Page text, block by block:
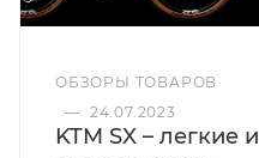
ОБЗОРЫ ТОВАРОВ
— 24.07.2023
KTM SX – легкие и